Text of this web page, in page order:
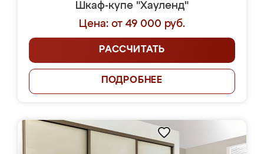
Шкаф-купе "Хауленд"
Цена: от 49 000 руб.
РАССЧИТАТЬ
ПОДРОБНЕЕ